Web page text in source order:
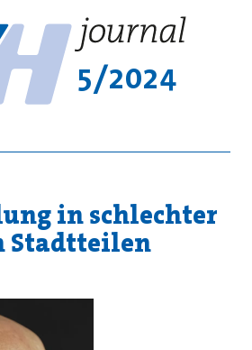
5/2024
in schlechter
Stadtteilen